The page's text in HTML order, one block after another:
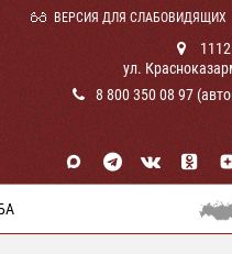
ВЕРСИЯ ДЛЯ СЛАБОВИДЯЩИХ
ул.
8 800 350 08 97